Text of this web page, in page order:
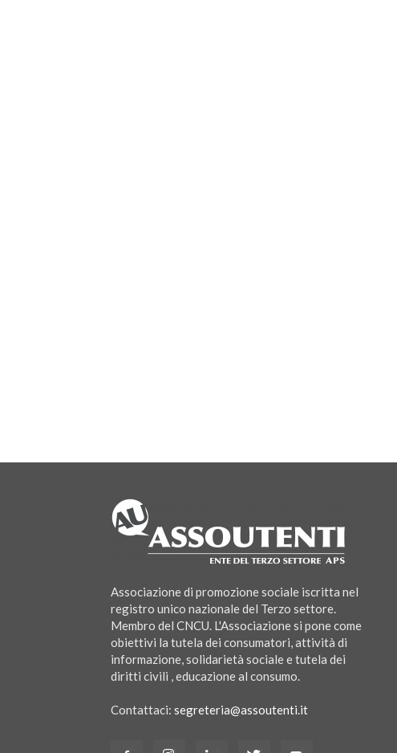
Associazione di promozione sociale iscritta nel
registro unico nazionale del Terzo settore.
Membro del CNCU. L'Associazione si pone come
obiettivi la tutela dei consumatori, attività di
informazione, solidarietà sociale e tutela dei
diritti civili , educazione al consumo.
Contattaci: segreteria@assoutenti.it